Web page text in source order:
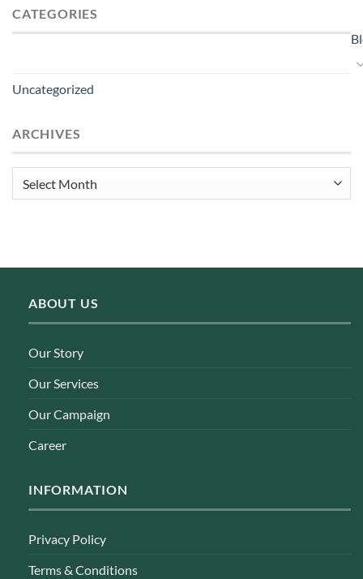
CATEGORIES
Uncategorized
ARCHIVES
Archives
ABOUT US
Our Story
Our Services
Our Campaign
Career
INFORMATION
Privacy Policy
Terms & Conditions